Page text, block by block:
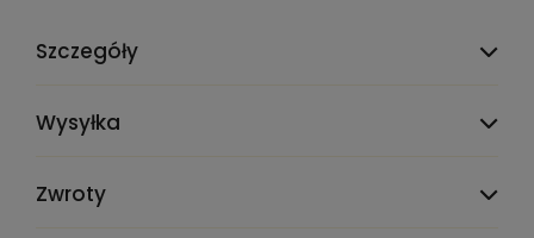
Szczegóły
Redakcja/opracowanie:
Wysyłka
Zwroty